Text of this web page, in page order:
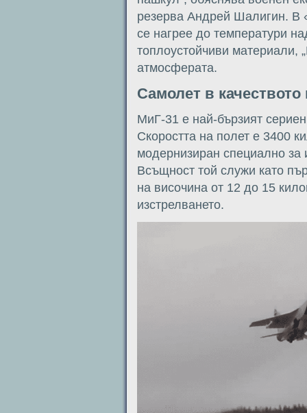
резерва Андрей Шалигин. В
се нагрее до температури
топлоустойчиви материали,
атмосферата.
Самолет в
МиГ-31 е най-бързият
Скоростта на полет е 3400
модернизиран специално за
Всъщност той служи като
на височина от 12 до 15
изстрелването.